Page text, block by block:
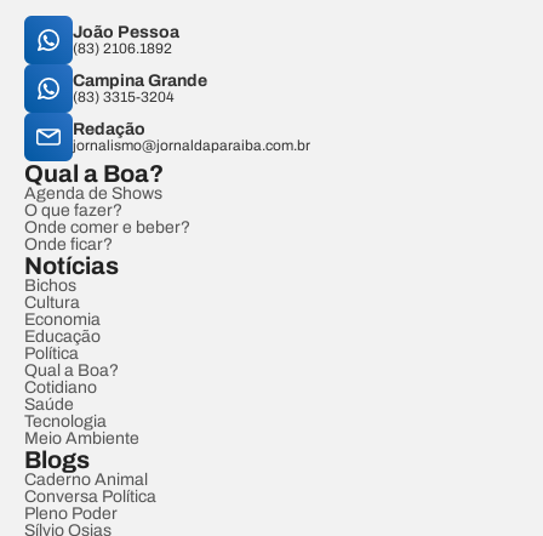
João Pessoa
(83) 2106.1892
Campina Grande
(83) 3315-3204
Redação
jornalismo@jornaldaparaiba.com.br
Qual a Boa?
Agenda de Shows
O que fazer?
Onde comer e beber?
Onde ficar?
Notícias
Bichos
Cultura
Economia
Educação
Política
Qual a Boa?
Cotidiano
Saúde
Tecnologia
Meio Ambiente
Blogs
Caderno Animal
Conversa Política
Pleno Poder
Sílvio Osias